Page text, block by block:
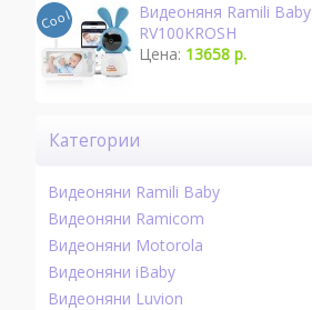
Видеоняня Ramili Baby
RV100KROSH
Цена: 13658 р.
Категории
Видеоняни Ramili Baby
Видеоняни Ramicom
Видеоняни Motorola
Видеоняни iBaby
Видеоняни Luvion